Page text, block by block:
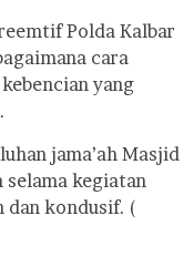
Polda Kalbar
cara
yang
jama’ah Masjid
selama kegiatan
dan kondusif. (